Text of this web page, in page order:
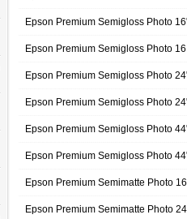
Epson Premium Semigloss Photo
Epson Premium Semigloss Photo
Epson Premium Semigloss Photo
Epson Premium Semigloss Photo
Epson Premium Semigloss Photo
Epson Premium Semigloss Photo
Epson Premium Semimatte Photo
Epson Premium Semimatte Photo